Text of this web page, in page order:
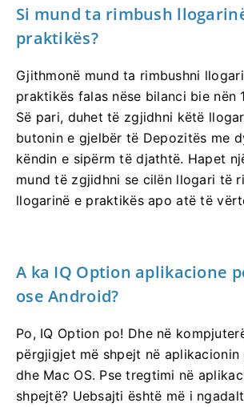
Si mund ta rimbush
praktikës?
Gjithmonë mund ta rimbushni
praktikës falas nëse bilanci bie nën
Së pari, duhet të zgjidhni këtë
butonin e gjelbër të Depozitës me
këndin e sipërm të djathtë. Hapet
mund të zgjidhni se cilën llogari të
llogarinë e praktikës apo atë të
A ka IQ Option aplikacione
ose Android?
Po, IQ Option po! Dhe në
përgjigjet më shpejt në aplikacionin
dhe Mac OS. Pse tregtimi në
shpejtë? Uebsajti është më i